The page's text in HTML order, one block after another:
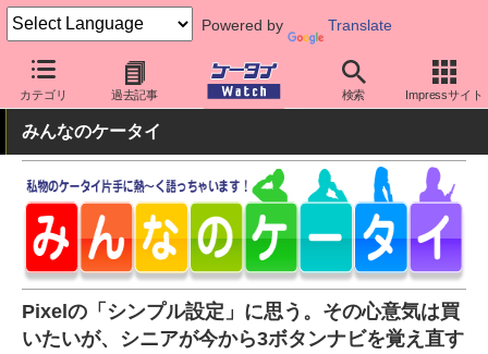
Powered by Translate
カテゴリ 過去記事 検索 Impressサイト
ケータイ Watch OS Android Pixel
みんなのケータイ
Pixelの「シンプル設定」に思う。その心意気は買
いたいが、シニアが今から3ボタンナビを覚え直す